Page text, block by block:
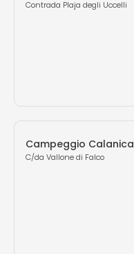
Contrada Plaja degli Uccelli
Campeggio Calanica
C/da Vallone di Falco